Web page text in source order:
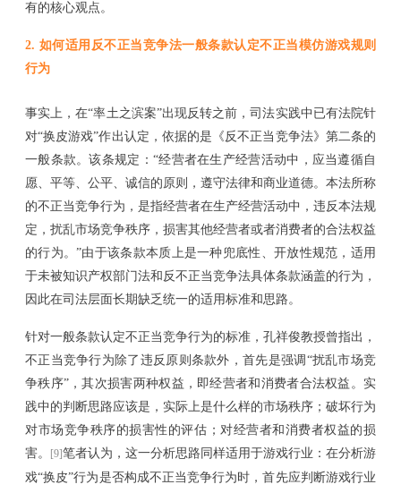
有的核心观点。
2. 如何适用反不正当竞争法一般条款认定不正当模仿游戏规则
行为
事实上，在“率土之滨案”出现反转之前，司法实践中已有法院针
对“换皮游戏”作出认定，依据的是《反不正当竞争法》第二条的
一般条款。该条规定：“经营者在生产经营活动中，应当遵循自
愿、平等、公平、诚信的原则，遵守法律和商业道德。本法所称
的不正当竞争行为，是指经营者在生产经营活动中，违反本法规
定，扰乱市场竞争秩序，损害其他经营者或者消费者的合法权益
的行为。”由于该条款本质上是一种兜底性、开放性规范，适用
于未被知识产权部门法和反不正当竞争法具体条款涵盖的行为，
因此在司法层面长期缺乏统一的适用标准和思路。
针对一般条款认定不正当竞争行为的标准 ，孔祥俊教授曾指出，
不正当竞争行为除了违反原则条款外，首先是强调 “扰乱市场竞
争秩序”，其次损害两种权益，即经营者和消费者合法权益。实
践中的判断思路应该是，实际上是什么样的市场秩序；破坏行为
对市场竞争秩序的损害性的评估；对经营者和消费者权益的损
害。
[9]笔者认为，这一分析思路同样适用于游戏行业： 在分析游
戏“换皮”行为是否构成不正当竞争行为时，首先应判断游戏行业